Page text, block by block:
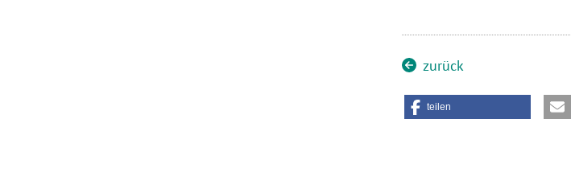
zurück
teilen